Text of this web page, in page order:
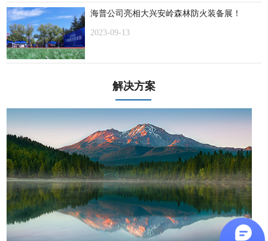
海普公司亮相大兴安岭森林防火装备展！
2023-09-13
解决方案